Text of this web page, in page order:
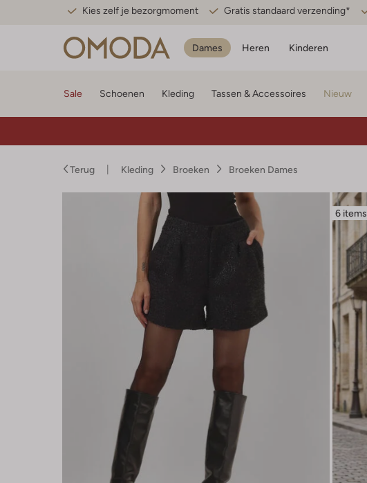
Kies zelf je bezorgmoment Gratis standaard verzending*
Dames Heren Kinderen
Sale Schoenen Kleding Tassen & Accessoires Nieuw
Terug Kleding Broeken Broeken Dames
6 items